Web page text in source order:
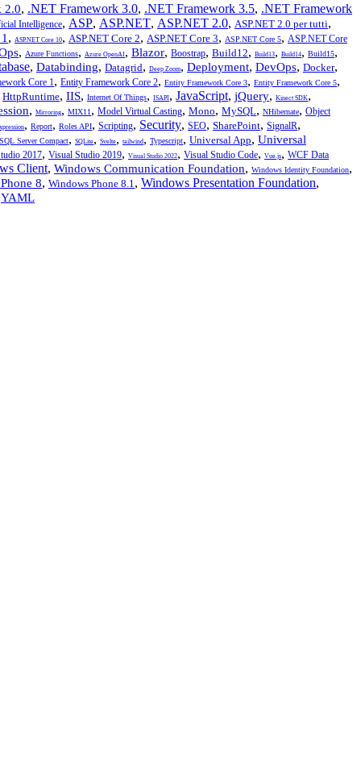
2.0, .NET Framework 3.0, .NET Framework 3.5, .NET Framework
Intelligence, ASP, ASP.NET, ASP.NET 2.0, ASP.NET 2.0 per tutti,
, ASP.NET Core 10, ASP.NET Core 2, ASP.NET Core 3, ASP.NET Core 5, ASP.NET Core
, Azure Functions, Azure OpenAI, Blazor, Boostrap, Build12, Build13, Build14, Build15,
, Databinding, Datagrid, Deep Zoom, Deployment, DevOps, Docker,
Core 1 , Entity Framework Core 2, Entity Framework Core 3, Entity Framework Core 5,
HttpRuntime, IIS, Internet Of Things, ISAPI, JavaScript, jQuery, Kinect SDK,
, Mirroring, MIX11 , Model Virtual Casting, Mono, MySQL, NHibernate, Object
, Report, Roles API, Scripting, Security, SEO, SharePoint, SignalR,
SQL Server Compact, SQLite, Svelte, tailwind , Typescript, Universal App, Universal
2017, Visual Studio 2019, Visual Studio 2022, Visual Studio Code, Vue.js, WCF Data
Client, Windows Communication Foundation, Windows Identity Foundation,
8, Windows Phone 8.1 , Windows Presentation Foundation,
YAML